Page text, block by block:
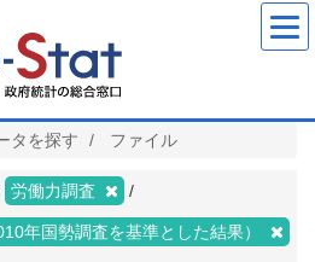
タを探す ファイル
労働力調査
年国勢調査を基準とした結果）